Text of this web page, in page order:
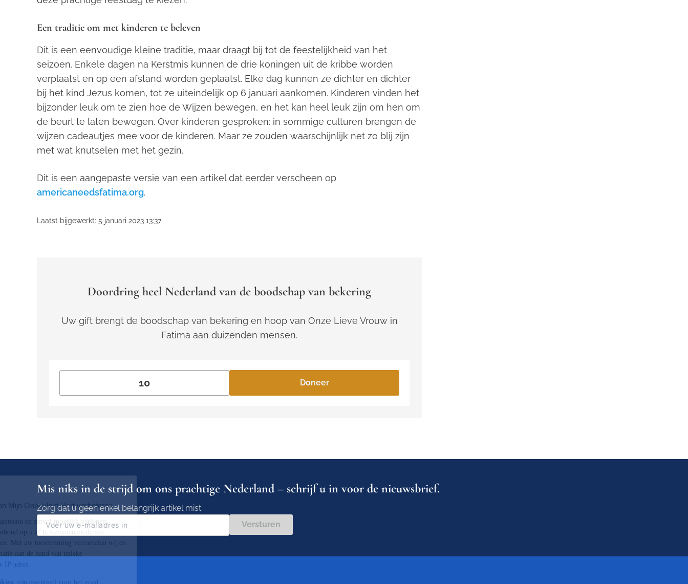
Een traditie om met kinderen te beleven
Dit is een eenvoudige kleine traditie, maar draagt bij tot de feestelijkheid van het
seizoen. Enkele dagen na Kerstmis kunnen de drie koningen uit de kribbe worden
verplaatst en op een afstand worden geplaatst. Elke dag kunnen ze dichter en dichter
bij het kind Jezus komen, tot ze uiteindelijk op 6 januari aankomen. Kinderen vinden het
bijzonder leuk om te zien hoe de Wijzen bewegen, en het kan heel leuk zijn om hen om
de beurt te laten bewegen. Over kinderen gesproken: in sommige culturen brengen de
wijzen cadeautjes mee voor de kinderen. Maar ze zouden waarschijnlijk net zo blij zijn
met wat knutselen met het gezin.
Dit is een aangepaste versie van een artikel dat eerder verscheen op
americaneedsfatima.org.
Laatst bijgewerkt: 5 januari 2023 13:37
Doordring heel Nederland van de boodschap van bekering
Uw gift brengt de boodschap van bekering en hoop van Onze Lieve Vrouw in
Fatima aan duizenden mensen.
Doneer
Mis niks in de strijd om ons prachtige Nederland – schrijf u in voor de nieuwsbrief.
Zorg dat u geen enkel belangrijk artikel mist.
Versturen